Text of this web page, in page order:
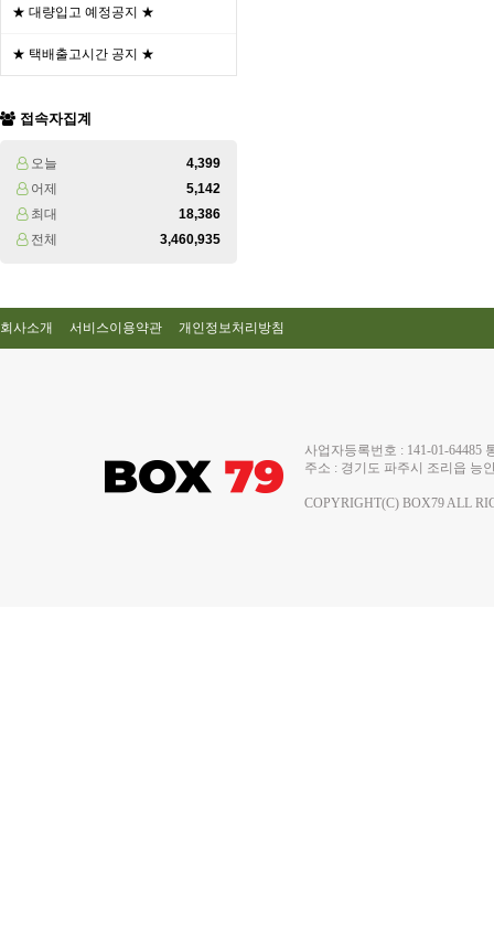
★ 대량입고 예정공지 ★
★ 택배출고시간 공지 ★
접속자집계
오늘
4,399
어제
5,142
최대
18,386
전체
3,460,935
회사소개 서비스이용약관 개인정보처리방침
사업자등록번호 : 141-01-
주소 : 경기도 파주시 조리읍 능
COPYRIGHT(C) BOX79 ALL